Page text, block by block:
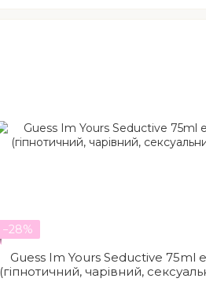
−28%
Guess Im Yours Seductive 75ml
(гіпнотичний, чарівний,